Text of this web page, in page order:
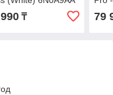
₸ 79